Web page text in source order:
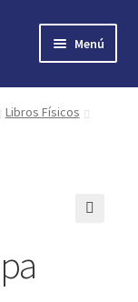
Menú
Libros Físicos